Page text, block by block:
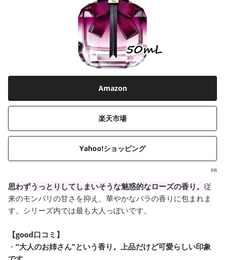
Amazon
楽天市場
Yahoo!ショッピング
PR
思わずうっとりしてしまいそうな魅惑的なローズの香り。 従
来のモンパリの甘さを抑え、華やかなバラの香りに包まれま
す。シリーズ内では最も大人っぽいです。
【good口コミ】
・ “大人のお姉さん”という香り。上品だけど可愛らしい印象